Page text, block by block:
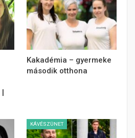
Kakadémia – gyermeke
második otthona
KÁVÉSZÜNET